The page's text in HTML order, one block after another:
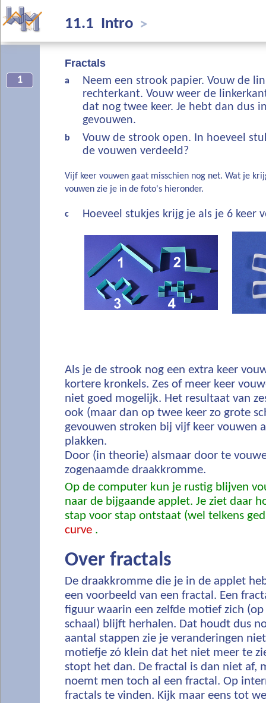
11.1 Intro >
Fractals
1 a
Neem een strook papier. Vouw de
rechterkant. Vouw weer de
dat nog twee keer. Je hebt dan dus
gevouwen.
b
Vouw de strook open. In hoeveel
de vouwen verdeeld?
Vijf keer vouwen gaat misschien nog net. Wat je
vouwen zie je in de foto's hieronder.
c Hoeveel stukjes krijg je als je 6 keer
Als je de strook nog een extra keer
kortere kronkels. Zes of meer keer
niet goed mogelijk. Het resultaat van
ook (maar dan op twee keer zo grote
gevouwen stroken bij vijf keer vouwen
plakken.
Door (in theorie) alsmaar door te
zogenaamde draakkromme.
Op de computer kun je rustig blijven
naar de bijgaande applet. Je ziet daar
stap voor stap ontstaat (wel telkens
curve .
Over fractals
De draakkromme die je in de applet
een voorbeeld van een fractal. Een
figuur waarin een zelfde motief zich
schaal) blijft herhalen. Dat houdt dus
aantal stappen zie je veranderingen
motiefje zó klein dat het niet meer te
stopt het dan. De fractal is dan niet af,
noemt men toch al een fractal. Op
fractals te vinden. Kijk maar eens tot